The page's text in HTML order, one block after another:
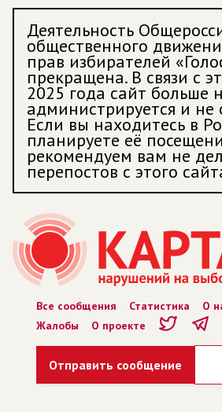
Деятельность
общественного
прав избирателей
прекращена. В связи с
2025 года сайт больше
администрируется и не
Если вы находитесь в
планируете её
рекомендуем вам не
перепостов с этого
Все сообщения Статистика
О
Жалобы
О проекте
Отправить сообщение